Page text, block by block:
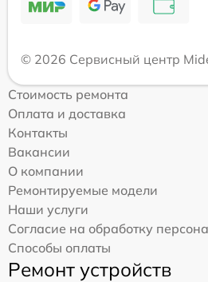
© 2026 Сервисный центр
Стоимость ремонта
Оплата и доставка
Контакты
Вакансии
О компании
Ремонтируемые модели
Наши услуги
Согласие на обработку
Способы оплаты
Ремонт устройств